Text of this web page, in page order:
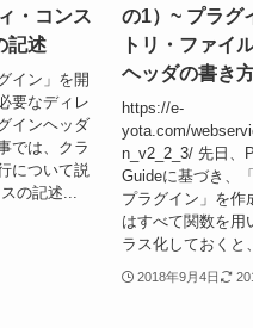
・コンス
記述
イン」を開
要なディレ
インヘッダ
では、クラ
について説
の記述...
の1）~ プラグ
トリ・ファイ
ヘッダの書き
https://e-
yota.com/
n_v2_2_3/ 先日、
Guideに基づき、
プラグイン」を作
はすべて関数を用
ラス化しておくと
2018年9月4日